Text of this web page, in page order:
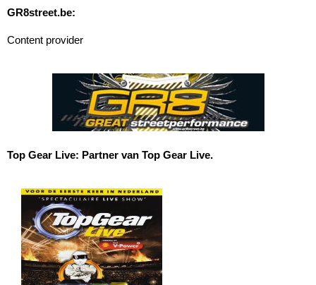
GR8street.be:
Content provider
Top Gear Live: Partner van Top Gear Live.